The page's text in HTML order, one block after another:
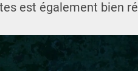
est également bien